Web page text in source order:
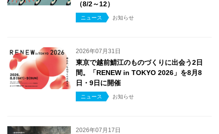
（8/2～12）
ニュース お知らせ
2026年07月31日
東京で越前鯖江のものづくりに出会う2日
間。「RENEW in TOKYO 2026」を8月8
日・9日に開催
ニュース お知らせ
2026年07月17日